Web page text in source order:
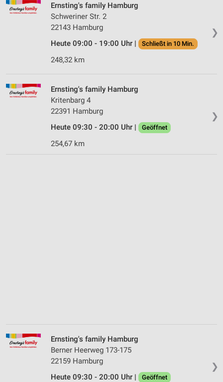
❯
Ernsting's family Hamburg
Schweriner Str. 2
22143 Hamburg
Heute 09:00 - 19:00 Uhr |
Schließt in 10 Min.
248,32 km
❯
Ernsting's family Hamburg
Kritenbarg 4
22391 Hamburg
Heute 09:30 - 20:00 Uhr |
Geöffnet
254,67 km
❯
Ernsting's family Hamburg
Berner Heerweg 173-175
22159 Hamburg
Heute 09:30 - 20:00 Uhr |
Geöffnet